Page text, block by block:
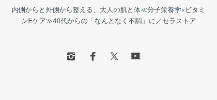
内側からと外側から整える、大人の肌と体≪分子栄養学×ビタミ
ンEケア≫40代からの「なんとなく不調」に／セラストア